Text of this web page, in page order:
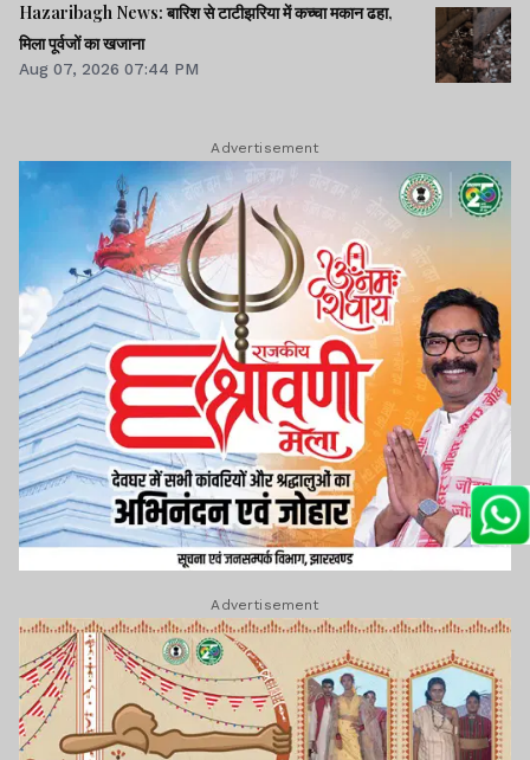
Lagatar Media की यह खबर आपको कैसी लगी.
Hazaribagh News: बारिश से टाटीझरिया में कच्चा मकान ढहा,
मिला पूर्वजों का खजाना
Aug 07, 2026 07:44 PM
Advertisement
Advertisement